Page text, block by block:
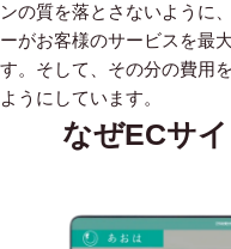
ンの質を落とさないように
ーがお客様のサービスを最
す。そして、その分の費用
ようにしています。
なぜECサ